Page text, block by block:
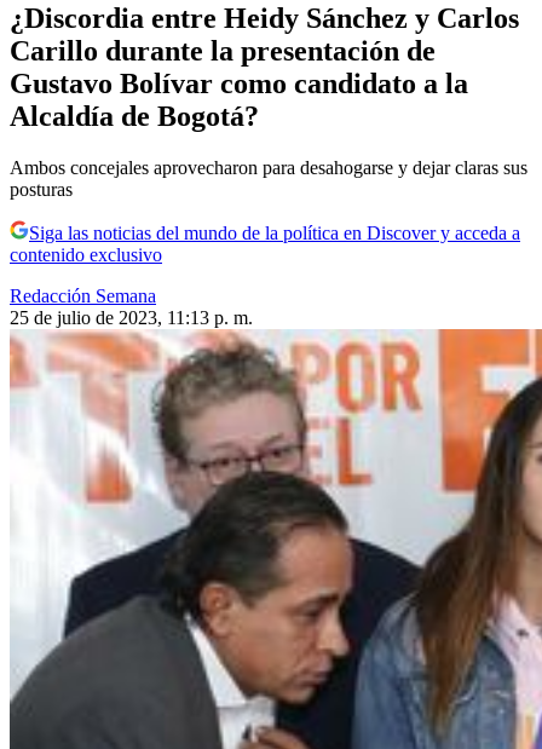
¿Discordia entre Heidy Sánchez y Carlos
Carillo durante la presentación de
Gustavo Bolívar como candidato a la
Alcaldía de Bogotá?
Ambos concejales aprovecharon para desahogarse y dejar claras sus
posturas
Siga las noticias del mundo de la política en Discover y acceda a
contenido exclusivo
Redacción Semana
25 de julio de 2023, 11:13 p. m.